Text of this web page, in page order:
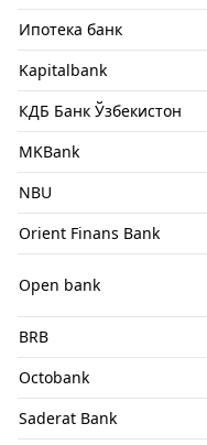
Ипотека банк
Kapitalbank
КДБ Банк Ўзбекистон
MKBank
NBU
Orient Finans Bank
Open bank
BRB
Octobank
Saderat Bank